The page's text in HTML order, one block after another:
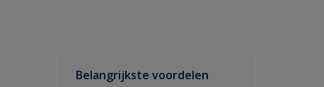
Belangrijkste voordelen